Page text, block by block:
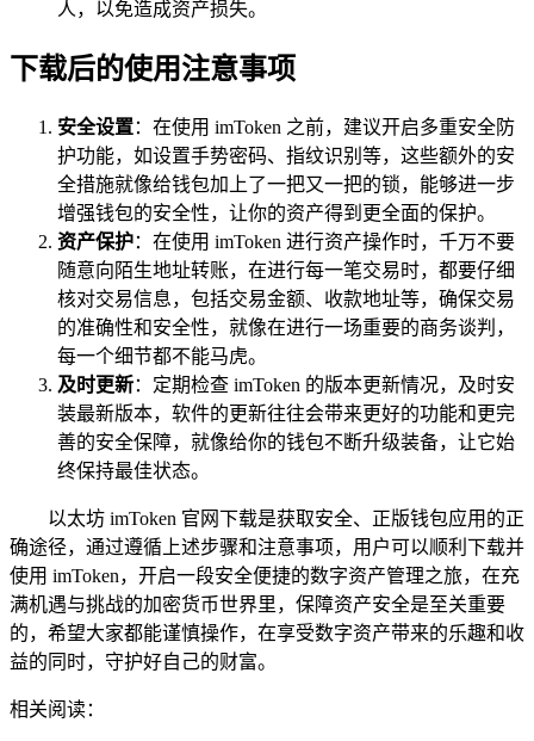
人，以免造成资产损失。
下载后的使用注意事项
安全设置：在使用 imToken 之前，建议开启多重安全防
护功能，如设置手势密码、指纹识别等，这些额外的安
全措施就像给钱包加上了一把又一把的锁，能够进一步
增强钱包的安全性，让你的资产得到更全面的保护。
资产保护：在使用 imToken 进行资产操作时，千万不要
随意向陌生地址转账，在进行每一笔交易时，都要仔细
核对交易信息，包括交易金额、收款地址等，确保交易
的准确性和安全性，就像在进行一场重要的商务谈判，
每一个细节都不能马虎。
及时更新：定期检查 imToken 的版本更新情况，及时安
装最新版本，软件的更新往往会带来更好的功能和更完
善的安全保障，就像给你的钱包不断升级装备，让它始
终保持最佳状态。
以太坊 imToken 官网下载是获取安全、正版钱包应用的正
确途径，通过遵循上述步骤和注意事项，用户可以顺利下载并
使用 imToken，开启一段安全便捷的数字资产管理之旅，在充
满机遇与挑战的加密货币世界里，保障资产安全是至关重要
的，希望大家都能谨慎操作，在享受数字资产带来的乐趣和收
益的同时，守护好自己的财富。
相关阅读：